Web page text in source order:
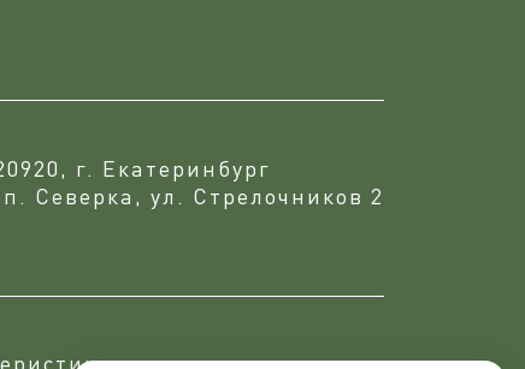
г. Екатеринбург
Северка, ул. Стрелочников 2
что подтверждается